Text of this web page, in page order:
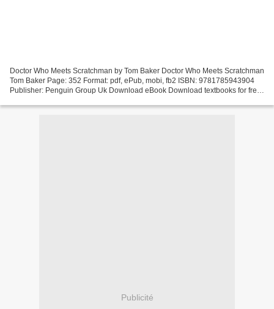
Doctor Who Meets Scratchman by Tom Baker Doctor Who Meets Scratchman
Tom Baker Page: 352 Format: pdf, ePub, mobi, fb2 ISBN: 9781785943904
Publisher: Penguin Group Uk Download eBook Download textbooks for free
Publicité